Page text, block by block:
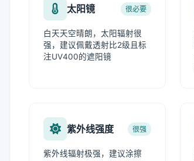
太阳镜 很必要
白天天空晴朗，太阳辐射很
强，建议佩戴透射比2级且标
注UV400的遮阳镜
紫外线强度 很强
紫外线辐射极强，建议涂擦